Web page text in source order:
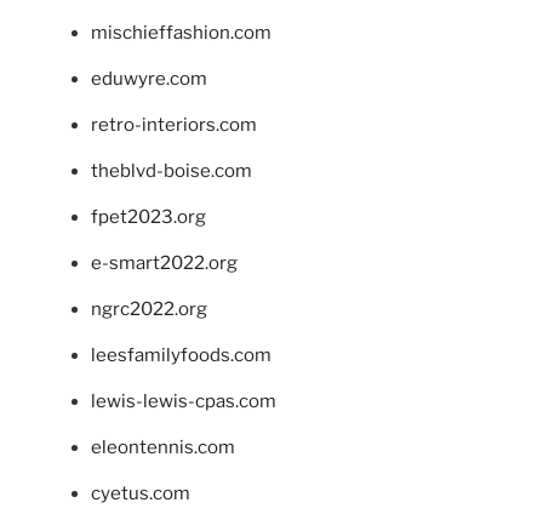
mischieffashion.com
eduwyre.com
retro-interiors.com
theblvd-boise.com
fpet2023.org
e-smart2022.org
ngrc2022.org
leesfamilyfoods.com
lewis-lewis-cpas.com
eleontennis.com
cyetus.com